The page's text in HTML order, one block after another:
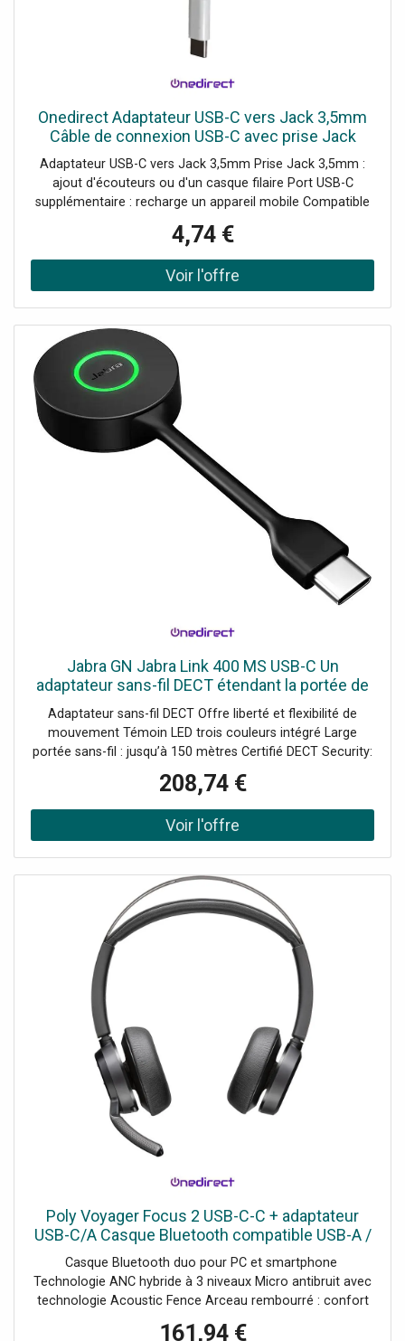
Onedirect Adaptateur USB-C vers Jack 3,5mm
Câble de connexion USB-C avec prise Jack
3,5mm et port de charge USB-C.
Adaptateur USB-C vers Jack 3,5mm Prise Jack 3,5mm :
ajout d'écouteurs ou d'un casque filaire Port USB-C
supplémentaire : recharge un appareil mobile Compatible
4,74 €
Jabra GN Jabra Link 400 MS USB-C Un
adaptateur sans-fil DECT étendant la portée de
vos casques Jabra Engage.
Adaptateur sans-fil DECT Offre liberté et flexibilité de
mouvement Témoin LED trois couleurs intégré Large
portée sans-fil : jusqu’à 150 mètres Certifié DECT Security:
protection sans faille des données Robuste : résiste aux
torsions Appairage simplifié : pression unique sur un
bouton MS : certifié Microsoft Teams Compatible avec les
Engage 55 ; Engage 65 et Engage 75
208,74 €
Poly Voyager Focus 2 USB-C-C + adaptateur
USB-C/A Casque Bluetooth compatible USB-A /
USB-C et 3 niveaux d'ANC hybride pour éliminer
les distractions
Casque Bluetooth duo pour PC et smartphone
Technologie ANC hybride à 3 niveaux Micro antibruit avec
technologie Acoustic Fence Arceau rembourré : confort
tout au long de la journée Adaptateur USB-C/A :
161,94 €